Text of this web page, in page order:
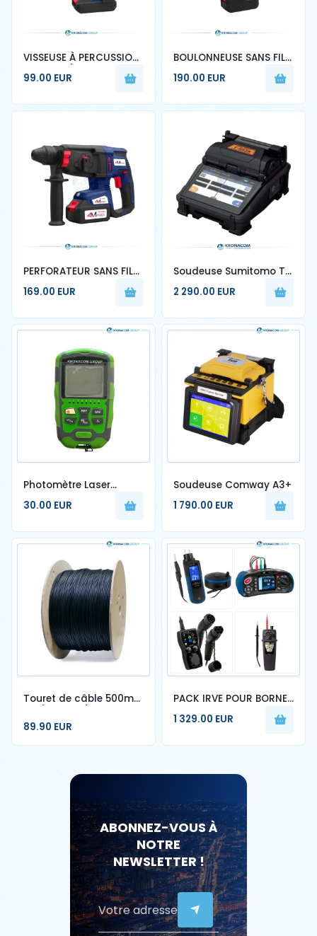
VISSEUSE À PERCUSSION
20V 2AH / 4AH 4M PRO
– KRONACOM
99.00 EUR
BOULONNEUSE SANS FIL
ÉLECTRIQUE 4M PRO –
KRONACOM
190.00 EUR
PERFORATEUR SANS FIL
4M PRO – KRONACOM
169.00 EUR
Soudeuse Sumitomo T-
402S
2 290.00 EUR
Photomètre Laser
Kronacom
30.00 EUR
Soudeuse Comway A3+
1 790.00 EUR
Touret de câble 500m
G657a2 - DIAM 5.0mm
89.90 EUR
PACK IRVE POUR BORNE
DE RECHARGE SPECIAL
CERTIFICATION
1 329.00 EUR
ABONNEZ-VOUS À
NOTRE
NEWSLETTER !